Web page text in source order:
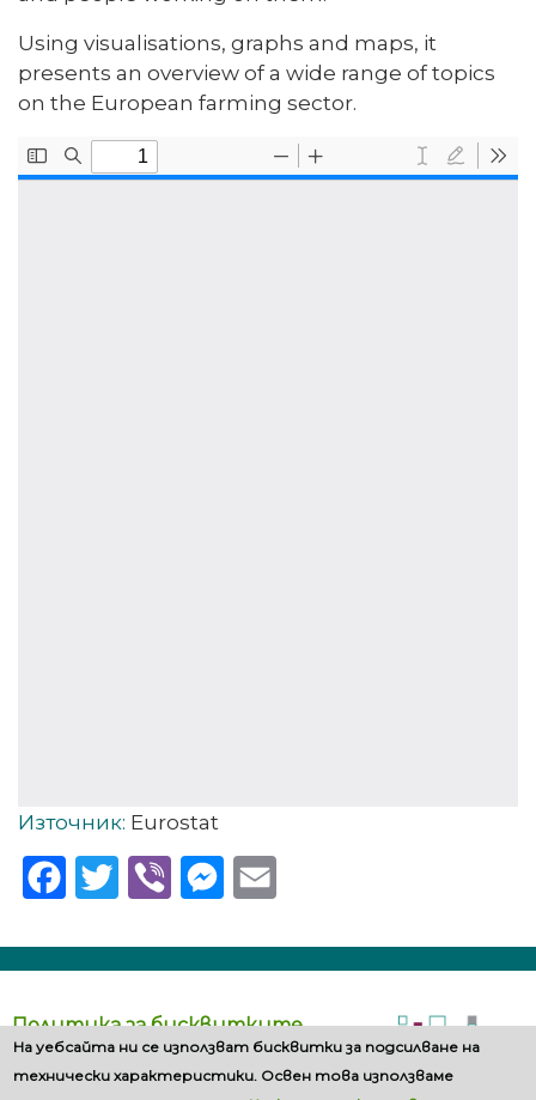
Using visualisations, graphs and maps, it
presents an overview of a wide range of topics
on the European farming sector.
Източник: Eurostat
FacebookTwitterViber Messenger
Политика за бисквитките
На уебсайта ни се използват бисквитки за подсилване на
технически характеристики. Освен това използваме